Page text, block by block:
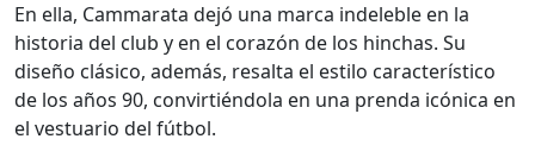
En ella, Cammarata dejó una marca indeleble en la
historia del club y en el corazón de los hinchas. Su
diseño clásico, además, resalta el estilo característico
de los años 90, convirtiéndola en una prenda icónica en
el vestuario del fútbol.